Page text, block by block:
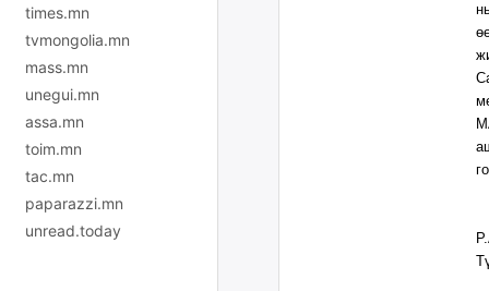
times.mn
tvmongolia.mn
mass.mn
unegui.mn
assa.mn
toim.mn
tac.mn
paparazzi.mn
unread.today